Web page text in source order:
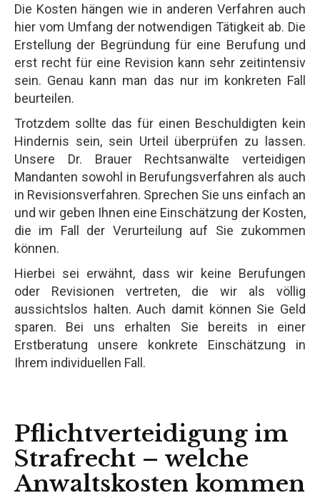
Die Kosten hängen wie in anderen Verfahren auch
hier vom Umfang der notwendigen Tätigkeit ab. Die
Erstellung der Begründung für eine Berufung und
erst recht für eine Revision kann sehr zeitintensiv
sein. Genau kann man das nur im konkreten Fall
beurteilen.
Trotzdem sollte das für einen Beschuldigten kein
Hindernis sein, sein Urteil überprüfen zu lassen.
Unsere Dr. Brauer Rechtsanwälte verteidigen
Mandanten sowohl in Berufungsverfahren als auch
in Revisionsverfahren. Sprechen Sie uns einfach an
und wir geben Ihnen eine Einschätzung der Kosten,
die im Fall der Verurteilung auf Sie zukommen
können.
Hierbei sei erwähnt, dass wir keine Berufungen
oder Revisionen vertreten, die wir als völlig
aussichtslos halten. Auch damit können Sie Geld
sparen. Bei uns erhalten Sie bereits in einer
Erstberatung unsere konkrete Einschätzung in
Ihrem individuellen Fall.
Pflichtverteidigung im
Strafrecht – welche
Anwaltskosten kommen